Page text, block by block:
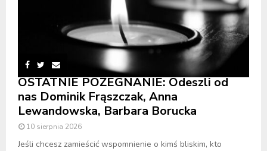
OSTATNIE POŻEGNANIE: Odeszli od
nas Dominik Frąszczak, Anna
Lewandowska, Barbara Borucka
10 sierpnia 2026
Jeśli chcesz zamieścić wspomnienie o kimś bliskim, kto